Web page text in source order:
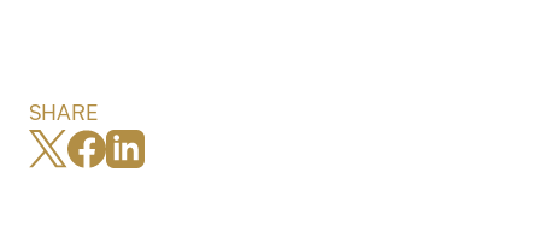
SHARE